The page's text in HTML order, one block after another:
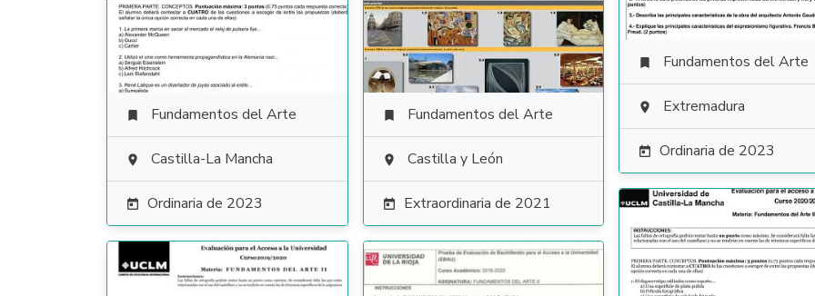
 Fundamentos del Arte
 Extremadura
 Ordinaria de 2023
 Fundamentos del Arte
 Castilla-La Mancha
 Ordinaria de 2023
 Fundamentos del Arte
 Castilla y León
 Extraordinaria de 2021